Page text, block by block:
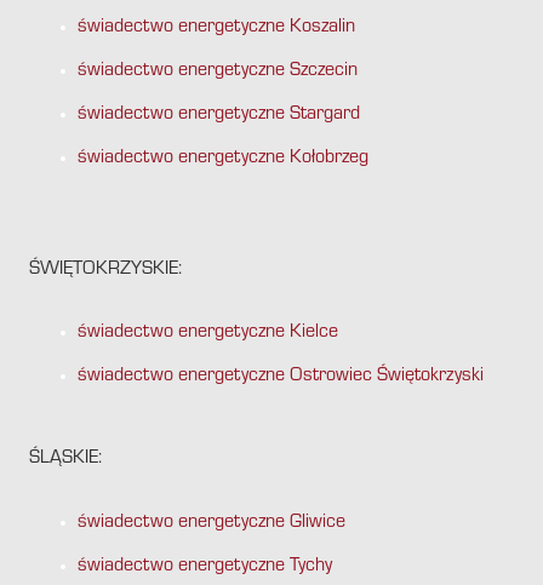
świadectwo energetyczne Koszalin
świadectwo energetyczne Szczecin
świadectwo energetyczne Stargard
świadectwo energetyczne Kołobrzeg
ŚWIĘTOKRZYSKIE:
świadectwo energetyczne Kielce
świadectwo energetyczne Ostrowiec Świętokrzyski
ŚLĄSKIE:
świadectwo energetyczne Gliwice
świadectwo energetyczne Tychy